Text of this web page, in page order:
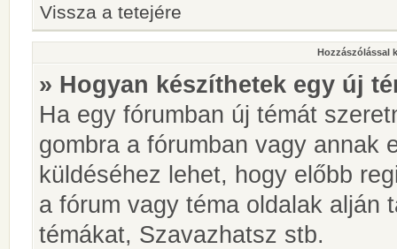
Vissza a tetejére
Hozzászólással
» Hogyan készíthetek egy új
Ha egy fórumban új témát
gombra a fórumban vagy annak
küldéséhez lehet, hogy előbb
a fórum vagy téma oldalak alján
témákat, Szavazhatsz stb.